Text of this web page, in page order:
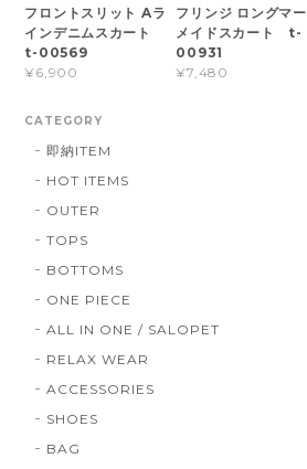
フロントスリット Aラ
インデニムスカート
t-00569
¥6,900
フリンジ ロングマー
メイドスカート t-
00931
¥7,480
CATEGORY
即納ITEM
HOT ITEMS
OUTER
TOPS
BOTTOMS
ONE PIECE
ALL IN ONE / SALOPET
RELAX WEAR
ACCESSORIES
SHOES
BAG